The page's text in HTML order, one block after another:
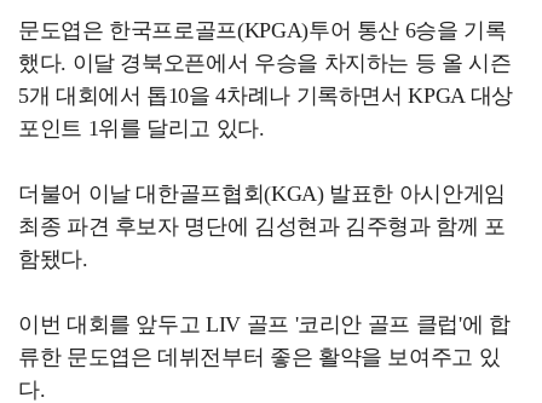
문도엽은 한국프로골프(KPGA)투어 통산 6승을 기록
했다. 이달 경북오픈에서 우승을 차지하는 등 올 시즌
5개 대회에서 톱10을 4차례나 기록하면서 KPGA 대상
포인트 1위를 달리고 있다.
더불어 이날 대한골프협회(KGA) 발표한 아시안게임
최종 파견 후보자 명단에 김성현과 김주형과 함께 포
함됐다.
이번 대회를 앞두고 LIV 골프 '코리안 골프 클럽'에 합
류한 문도엽은 데뷔전부터 좋은 활약을 보여주고 있
다.